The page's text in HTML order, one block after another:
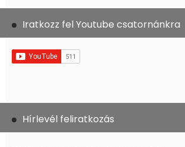
Iratkozz fel Youtube csatornánkra
Hírlevél feliratkozás